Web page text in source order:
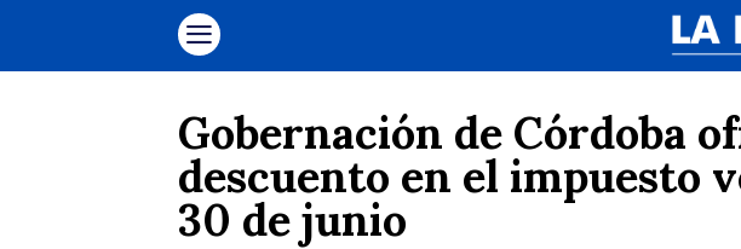
Gobernación de Córdoba
descuento en el impuesto
30 de junio